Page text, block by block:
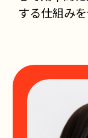
する仕組み